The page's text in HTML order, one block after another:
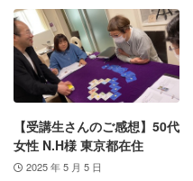
【受講生さんのご感想】50代
女性 N.H様 東京都在住
2025 年 5 月 5 日